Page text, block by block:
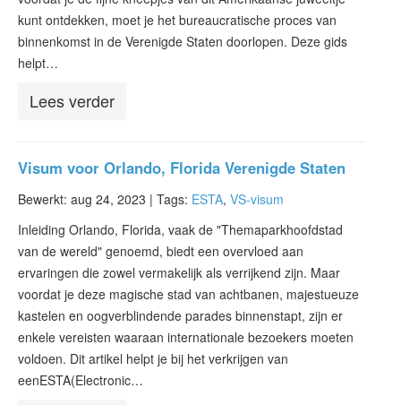
kunt ontdekken, moet je het bureaucratische proces van
binnenkomst in de Verenigde Staten doorlopen. Deze gids
helpt…
Lees verder
Visum voor Orlando, Florida Verenigde Staten
Bewerkt: aug 24, 2023 | Tags: ESTA, VS-visum
Inleiding Orlando, Florida, vaak de "Themaparkhoofdstad
van de wereld" genoemd, biedt een overvloed aan
ervaringen die zowel vermakelijk als verrijkend zijn. Maar
voordat je deze magische stad van achtbanen, majestueuze
kastelen en oogverblindende parades binnenstapt, zijn er
enkele vereisten waaraan internationale bezoekers moeten
voldoen. Dit artikel helpt je bij het verkrijgen van
eenESTA(Electronic…